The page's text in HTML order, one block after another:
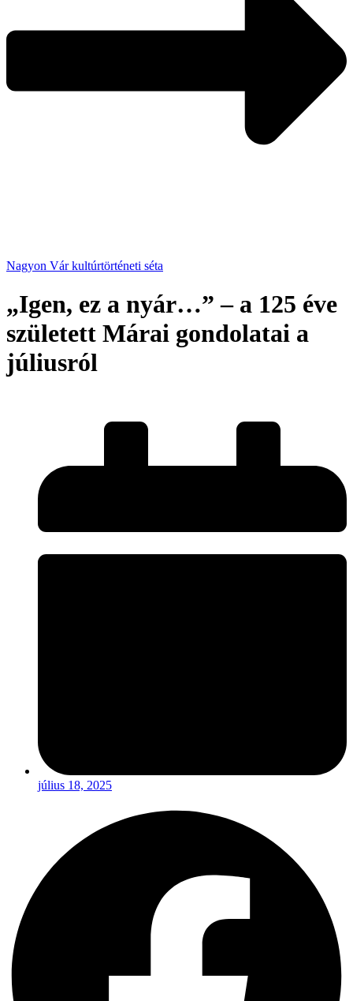
Nagyon Vár kultúrtörténeti séta
„Igen, ez a nyár…” – a 125 éve
született Márai gondolatai a
júliusról
július 18, 2025